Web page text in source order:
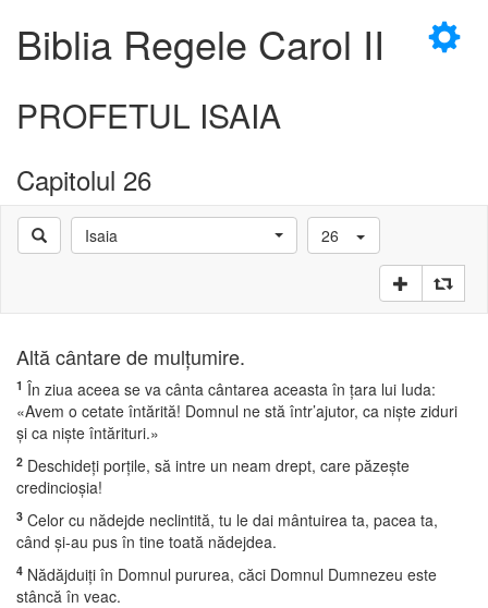
×
Biblia Regele Carol II
PROFETUL ISAIA
Capitolul 26
Isaia 26
Altă cântare de mulţumire.
1 În ziua aceea se va cânta cântarea aceasta în ţara lui Iuda:
«Avem o cetate întărită! Domnul ne stă într’ajutor, ca nişte ziduri
şi ca nişte întărituri.»
2 Deschideţi porţile, să intre un neam drept, care păzeşte
credincioşia!
3 Celor cu nădejde neclintită, tu le dai mântuirea ta, pacea ta,
când şi-au pus în tine toată nădejdea.
4 Nădăjduiţi în Domnul pururea, căci Domnul Dumnezeu este
stâncă în veac.